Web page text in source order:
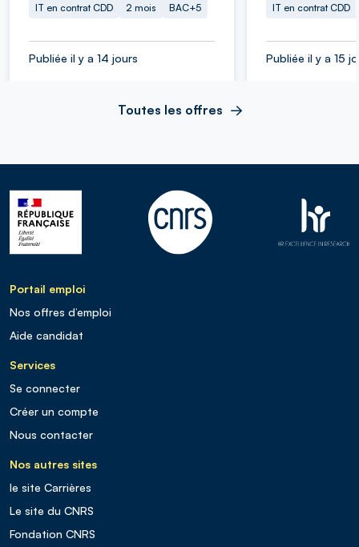
IT en contrat CDD 2 mois BAC+5
Publiée il y a 14 jours
IT en contrat CDD
Publiée il y a 15
Toutes les offres
Portail emploi
Nos offres d’emploi
Aide candidat
Services
Se connecter
Créer un compte
Nous contacter
Nos autres sites
le site Carrières
Le site du CNRS
Fondation CNRS